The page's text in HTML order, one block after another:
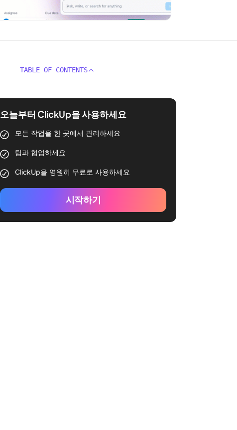
TABLE OF CONTENTS
오늘부터 ClickUp을 사용하세요
모든 작업을 한 곳에서 관리하세요
팀과 협업하세요
ClickUp을 영원히 무료로 사용하세요
시작하기